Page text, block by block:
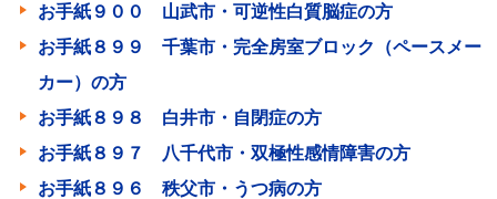
お手紙９００ 山武市・可逆性白質脳症の方
お手紙８９９ 千葉市・完全房室ブロック（ペースメー
カー）の方
お手紙８９８ 白井市・自閉症の方
お手紙８９７ 八千代市・双極性感情障害の方
お手紙８９６ 秩父市・うつ病の方